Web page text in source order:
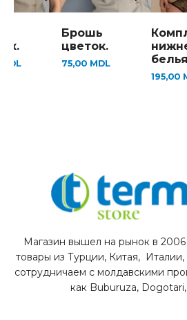
MDL
Брошь
цветок.
75,00 MDL
195,00
Магазин вышел на рынок в
товары из Турции, Китая, Италии,
сотрудничаем с молдавскими
как Buburuza,